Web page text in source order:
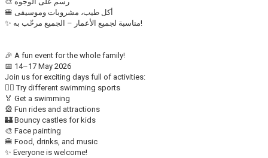
🍔 أكل طيب، مشروبات وموسيقى
✨ مناسبة لجميع الأعمار – الجميع مرحّب به!
🎉 A fun event for the whole family!
📅 14–17 May 2026
Join us for exciting days full of activities:
🏊‍♂️ Try different swimming sports
🏅 Get a swimming
🎡 Fun rides and attractions
🏰 Bouncy castles for kids
🎨 Face painting
🍔 Food, drinks, and music
✨ Everyone is welcome!